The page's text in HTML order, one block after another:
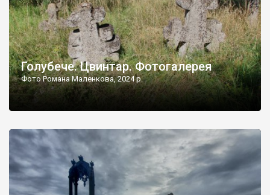
Голубече. Цвинтар. Фотогалерея
Фото Романа Маленкова, 2024 р.